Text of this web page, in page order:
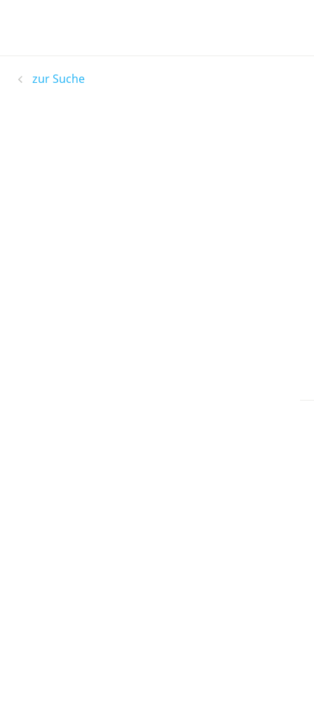
zur Suche